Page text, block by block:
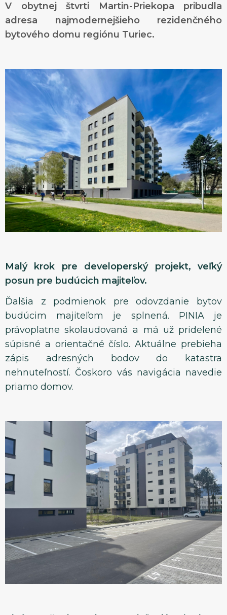
V obytnej štvrti Martin-Priekopa pribudla
adresa najmodernejšieho rezidenčného
bytového domu regiónu Turiec.
Malý krok pre developerský projekt, veľký
posun pre budúcich majiteľov.
Ďalšia z podmienok pre odovzdanie bytov
budúcim majiteľom je splnená. PINIA je
právoplatne skolaudovaná a má už pridelené
súpisné a orientačné číslo. Aktuálne prebieha
zápis adresných bodov do katastra
nehnuteľností. Čoskoro vás navigácia navedie
priamo domov.